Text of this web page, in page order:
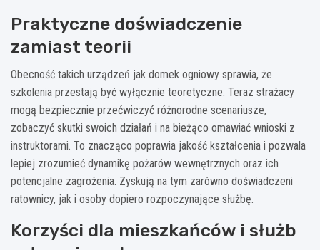
Praktyczne doświadczenie
zamiast teorii
Obecność takich urządzeń jak domek ogniowy sprawia, że
szkolenia przestają być wyłącznie teoretyczne. Teraz strażacy
mogą bezpiecznie przećwiczyć różnorodne scenariusze,
zobaczyć skutki swoich działań i na bieżąco omawiać wnioski z
instruktorami. To znacząco poprawia jakość kształcenia i pozwala
lepiej zrozumieć dynamikę pożarów wewnętrznych oraz ich
potencjalne zagrożenia. Zyskują na tym zarówno doświadczeni
ratownicy, jak i osoby dopiero rozpoczynające służbę.
Korzyści dla mieszkańców i służb